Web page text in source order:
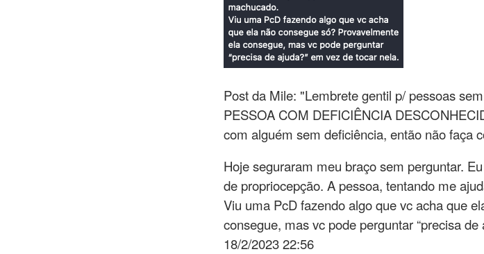
Post da Mile: "Lembrete gentil p/ pessoas
PESSOA COM DEFICIÊNCIA
com alguém sem deficiência, então não faça
Hoje seguraram meu braço sem perguntar.
de propriocepção. A pessoa, tentando me
Viu uma PcD fazendo algo que vc acha que
consegue, mas vc pode perguntar “precisa
18/2/2023 22:56